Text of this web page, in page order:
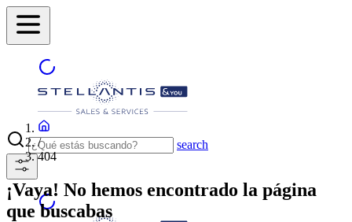
search
/
404
¡Vaya! No hemos encontrado la página
que buscabas